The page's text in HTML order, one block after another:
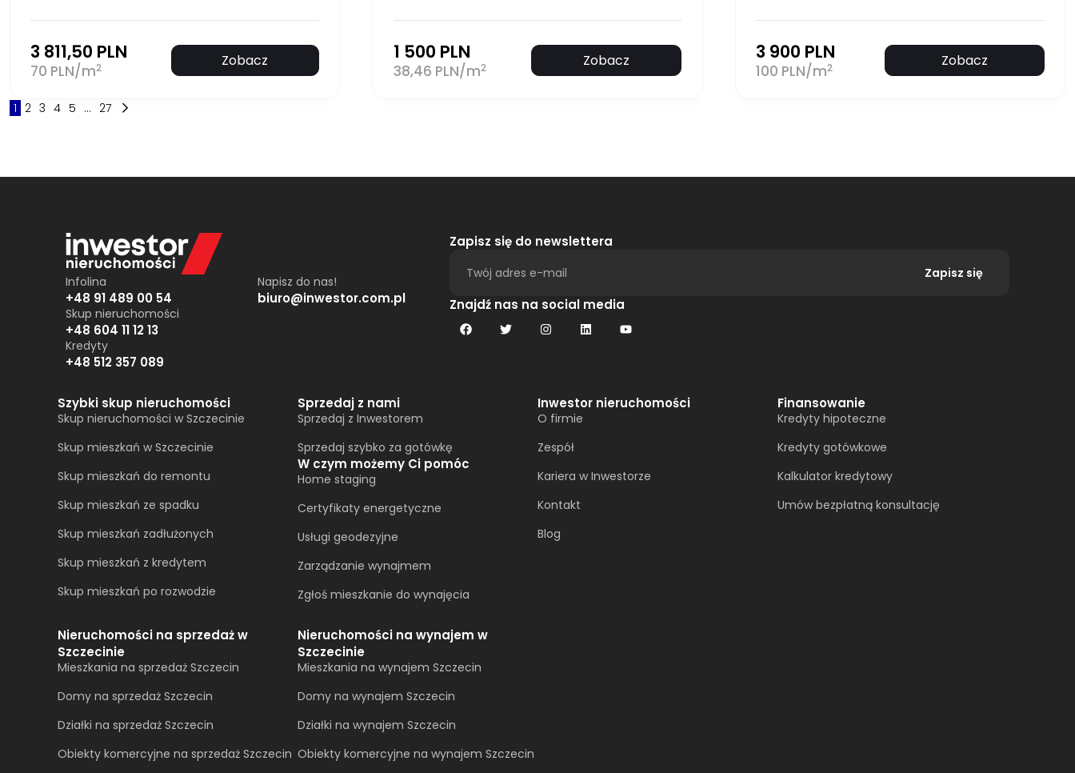
3 811,50 PLN
70 PLN/m2 Zobacz 1 500 PLN
38,46 PLN/m2 Zobacz 3 900 PLN
100 PLN/m2 Zobacz
1 2 3 4 5 ... 27
Infolina
+48 91 489 00 54
Skup nieruchomości
+48 604 11 12 13
Kredyty
+48 512 357 089
Napisz do nas!
biuro@inwestor.com.pl
Zapisz się do newslettera
Zapisz się
Alternative:
Znajdź nas na social media
Szybki skup nieruchomości
Skup nieruchomości w Szczecinie
Skup mieszkań w Szczecinie
Skup mieszkań do remontu
Skup mieszkań ze spadku
Skup mieszkań zadłużonych
Skup mieszkań z kredytem
Skup mieszkań po rozwodzie
Sprzedaj z nami
Sprzedaj z Inwestorem
Sprzedaj szybko za gotówkę
W czym możemy Ci pomóc
Home staging
Certyfikaty energetyczne
Usługi geodezyjne
Zarządzanie wynajmem
Zgłoś mieszkanie do wynajęcia
Inwestor nieruchomości
O firmie
Zespół
Kariera w Inwestorze
Kontakt
Blog
Finansowanie
Kredyty hipoteczne
Kredyty gotówkowe
Kalkulator kredytowy
Umów bezpłatną konsultację​
Nieruchomości na sprzedaż w
Szczecinie
Mieszkania na sprzedaż Szczecin
Domy na sprzedaż Szczecin
Działki na sprzedaż Szczecin
Obiekty komercyjne na sprzedaż Szczecin
Nieruchomości na wynajem w
Szczecinie
Mieszkania na wynajem Szczecin
Domy na wynajem Szczecin
Działki na wynajem Szczecin
Obiekty komercyjne na wynajem Szczecin